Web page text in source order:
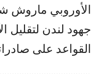
الأوروبي ماروش
جهود لندن لتقليل
القواعد على